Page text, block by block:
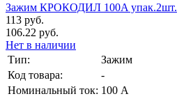
Зажим КРОКОДИЛ 100A упак.2шт.
113 руб.
106.22 руб.
Нет в наличии
Тип:
Зажим
Код товара:
-
Номинальный ток: 100 А